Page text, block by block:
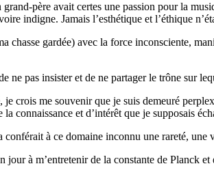
père avait certes une passion pour la
indigne. Jamais l’esthétique et l’éthique
gardée) avec la force inconsciente,
ne pas insister et de ne partager le trône sur
crois me souvenir que je suis demeuré
et d’intérêt que je supposais
à ce domaine inconnu une rareté,
à m’entretenir de la constante de Planck